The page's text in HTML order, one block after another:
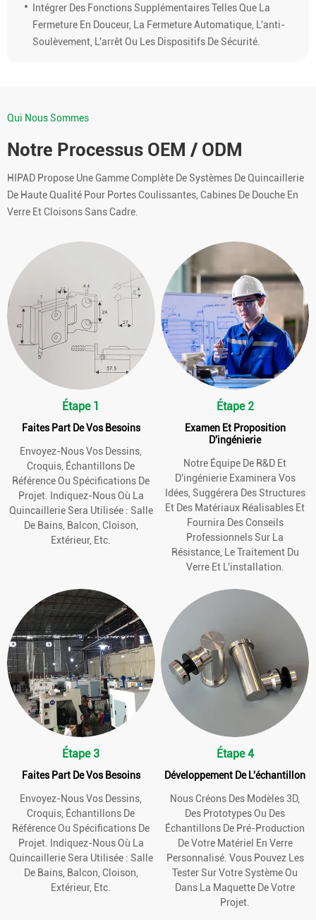
Intégrer Des Fonctions Supplémentaires Telles Que La
Fermeture En Douceur, La Fermeture Automatique, L'anti-
Soulèvement, L'arrêt Ou Les Dispositifs De Sécurité.
Qui Nous Sommes
Notre Processus OEM / ODM
HIPAD Propose Une Gamme Complète De Systèmes De Quincaillerie
De Haute Qualité Pour Portes Coulissantes, Cabines De Douche En
Verre Et Cloisons Sans Cadre.
Étape 1
Faites Part De Vos Besoins
Envoyez-Nous Vos Dessins,
Croquis, Échantillons De
Référence Ou Spécifications De
Projet. Indiquez-Nous Où La
Quincaillerie Sera Utilisée : Salle
De Bains, Balcon, Cloison,
Extérieur, Etc.
Étape 2
Examen Et Proposition
D'ingénierie
Notre Équipe De R&D Et
D'ingénierie Examinera Vos
Idées, Suggérera Des Structures
Et Des Matériaux Réalisables Et
Fournira Des Conseils
Professionnels Sur La
Résistance, Le Traitement Du
Verre Et L'installation.
Étape 3
Faites Part De Vos Besoins
Envoyez-Nous Vos Dessins,
Croquis, Échantillons De
Référence Ou Spécifications De
Projet. Indiquez-Nous Où La
Quincaillerie Sera Utilisée : Salle
De Bains, Balcon, Cloison,
Extérieur, Etc.
Étape 4
Développement De L'échantillon
Nous Créons Des Modèles 3D,
Des Prototypes Ou Des
Échantillons De Pré-Production
De Votre Matériel En Verre
Personnalisé. Vous Pouvez Les
Tester Sur Votre Système Ou
Dans La Maquette De Votre
Projet.